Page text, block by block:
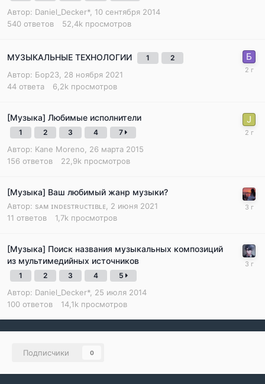
Автор: Daniel_Decker*, 10 сентября 2014
540 ответов 52,4k просмотров
МУЗЫКАЛЬНЫЕ ТЕХНОЛОГИИ 1 2
Автор: Бор2З 28 ноября 2021
44 ответа 6,2k просмотров
[Музыка] Любимые исполнители
1 2 3 4 7
Автор: Kane Moreno
26 марта 2015
156 ответов 22,9k просмотров
[Музыка] Ваш любимый жанр музыки?
Автор: sᴀᴍ ɪɴᴅᴇsᴛʀᴜᴄᴛɪʙʟᴇ 2 июня 2021
11 ответов 1,7k просмотров
[Музыка] Поиск названия музыкальных композиций
из мультимедийных источников
1 2 3 4 5
Автор: Daniel_Decker*, 25 июля 2014
100 ответов 14,1k просмотров
Подписчики 0